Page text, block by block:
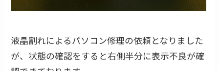
液晶割れによるパソコン修理の依頼となりました
が、状態の確認をすると右側半分に表示不良が確